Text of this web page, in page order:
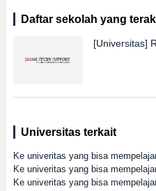
Daftar sekolah yang
[Universitas]
Universitas terkait
Ke univeritas yang bisa
Ke univeritas yang bisa
Ke univeritas yang bisa